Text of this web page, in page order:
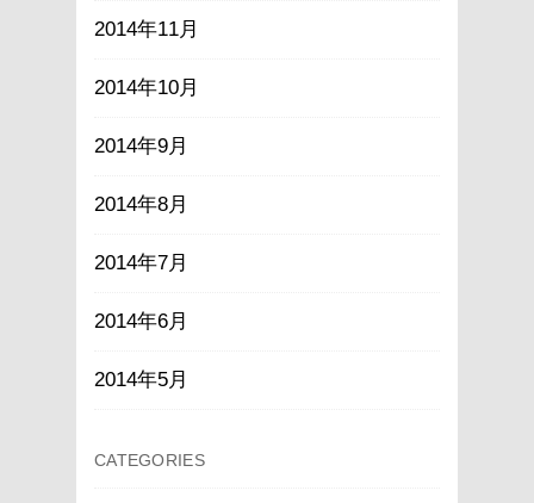
2014年11月
2014年10月
2014年9月
2014年8月
2014年7月
2014年6月
2014年5月
CATEGORIES